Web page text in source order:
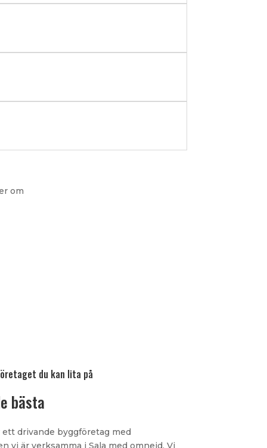
om
du kan lita på
bästa
drivande byggföretag med
vi är verksamma i Sala med omnejd. Vi